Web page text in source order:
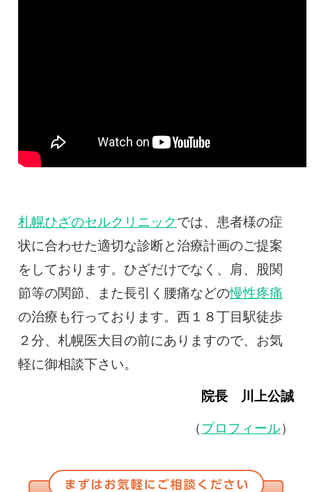
札幌ひざのセルクリニックでは、患者様の症
状に合わせた適切な診断と治療計画のご提案
をしております。ひざだけでなく、肩、股関
節等の関節、また長引く腰痛などの慢性疼痛
の治療も行っております。西１８丁目駅徒歩
２分、札幌医大目の前にありますので、お気
軽に御相談下さい。
院長 川上公誠
（プロフィール）